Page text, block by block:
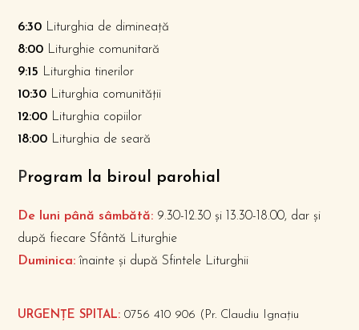
6:30 Liturghia de dimineață
8:00 Liturghie comunitară
9:15 Liturghia tinerilor
10:30 Liturghia comunității
12:00 Liturghia copiilor
18:00 Liturghia de seară
Program la biroul parohial
De luni până sâmbătă: 9.30-12.30 și 13.30-18.00, dar și
după fiecare Sfântă Liturghie
Duminica: înainte și după Sfintele Liturghii
URGENȚE SPITAL: 0756 410 906 (Pr. Claudiu Ignațiu